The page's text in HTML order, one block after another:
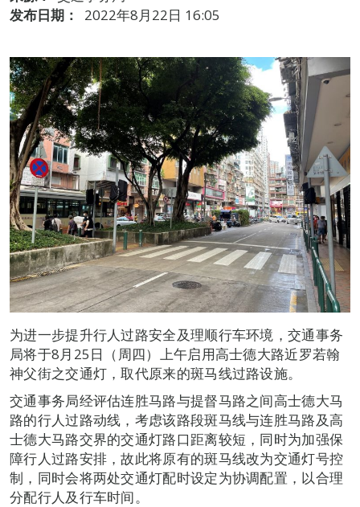
发布日期：
2022年8月22日 16:05
为进一步提升行人过路安全及理顺行车环境，交通事务
局将于8月25日（周四）上午启用高士德大路近罗若翰
神父街之交通灯，取代原来的斑马线过路设施。
交通事务局经评估连胜马路与提督马路之间高士德大马
路的行人过路动线，考虑该路段斑马线与连胜马路及高
士德大马路交界的交通灯路口距离较短，同时为加强保
障行人过路安排，故此将原有的斑马线改为交通灯号控
制，同时会将两处交通灯配时设定为协调配置，以合理
分配行人及行车时间。